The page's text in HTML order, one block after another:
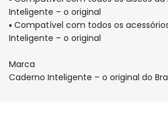
Inteligente – o original
▪ Compatível com todos os
Inteligente – o original
Marca
Caderno Inteligente – o original do